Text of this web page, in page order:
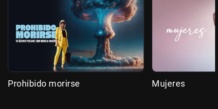
Prohibido morirse Mujeres